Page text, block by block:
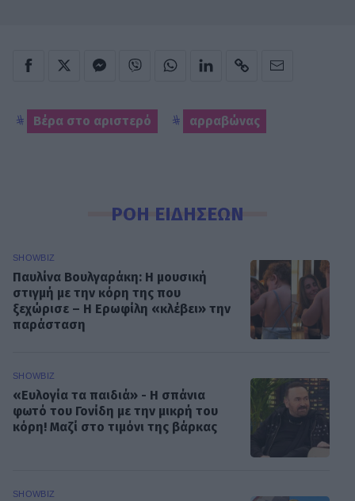
Βέρα στο αριστερό αρραβώνας
ΡΟΗ ΕΙΔΗΣΕΩΝ
SHOWBIZ
Παυλίνα Βουλγαράκη: Η μουσική
στιγμή με την κόρη της που
ξεχώρισε – Η Ερωφίλη «κλέβει» την
παράσταση
SHOWBIZ
«Ευλογία τα παιδιά» - Η σπάνια
φωτό του Γονίδη με την μικρή του
κόρη! Μαζί στο τιμόνι της βάρκας
SHOWBIZ